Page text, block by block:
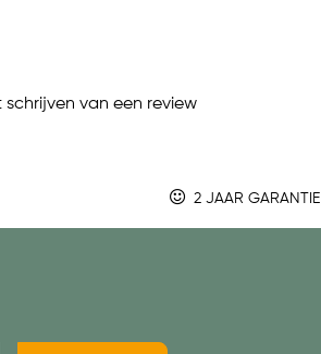
van een review
2 JAAR GARANTIE